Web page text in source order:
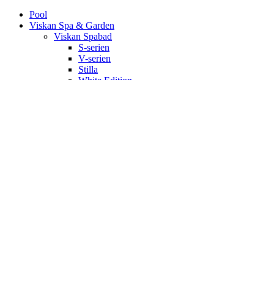
Pool
Viskan Spa & Garden
Viskan Spabad
S-serien
V-serien
Stilla
White Edition